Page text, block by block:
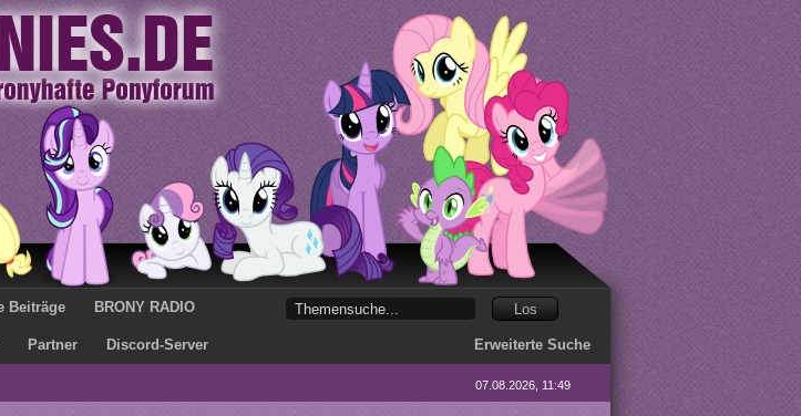
Beiträge BRONY RADIO
Partner Discord-Server Erweiterte Suche
07.08.2026, 11:49